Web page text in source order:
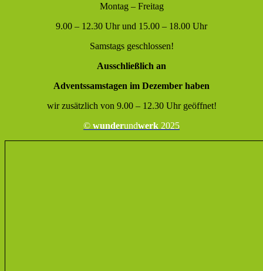
Montag – Freitag
9.00 – 12.30 Uhr und 15.00 – 18.00 Uhr
Samstags geschlossen!
Ausschließlich an
Adventssamstagen im Dezember haben
wir zusätzlich von 9.00 – 12.30 Uhr geöffnet!
© wunderundwerk 2025